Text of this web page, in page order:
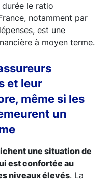
le ratio
notamment par
est une
à moyen terme.
et leur
même si les
un
une situation de
est confortée au
niveaux élevés. La